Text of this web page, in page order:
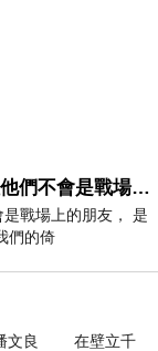
我們在國外留學時會結交一些好朋友: 但他們不會是戰場上的朋友
戰場上的朋友， 是
們的倚
立千